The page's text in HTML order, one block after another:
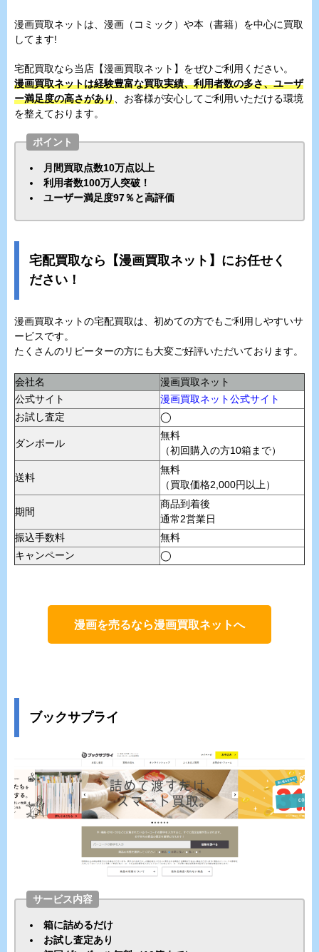
漫画買取ネットは、漫画（コミック）や本（書籍）を中心に買取
してます!
宅配買取なら当店【漫画買取ネット】をぜひご利用ください。
漫画買取ネットは経験豊富な買取実績、利用者数の多さ、ユーザ
ー満足度の高さがあり 、お客様が安心してご利用いただける環境
を整えております。
ポイント
月間買取点数10万点以上
利用者数100万人突破！
ユーザー満足度97％と高評価
宅配買取なら【漫画買取ネット】にお任せく
ださい！
漫画買取ネットの宅配買取は、初めての方でもご利用しやすいサ
ービスです。
たくさんのリピーターの方にも大変ご好評いただいております。
会社名
漫画買取ネット
公式サイト
漫画買取ネット公式サイト
お試し査定
◯
ダンボール
無料
（初回購入の方10箱まで）
送料
無料
（買取価格2,000円以上）
期間
商品到着後
通常2営業日
振込手数料
無料
キャンペーン
◯
漫画を売るなら漫画買取ネットへ
ブックサプライ
サービス内容
箱に詰めるだけ
お試し査定あり